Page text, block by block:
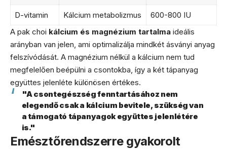
D-vitamin Kálcium metabolizmus
600-800 IU
A pak choi kálcium és magnézium tartalma ideális
arányban van jelen, ami optimalizálja mindkét ásványi anyag
felszívódását. A magnézium nélkül a kálcium nem tud
megfelelően beépülni a csontokba, így a két tápanyag
együttes jelenléte különösen értékes.
"A csontegészség fenntartásához nem
elegendő csak a kálcium bevitele, szükség van
a támogató tápanyagok együttes jelenlétére
is."
Emésztőrendszerre gyakorolt